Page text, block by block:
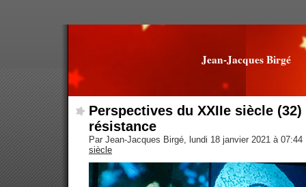
Jean-Jacques Birgé
Perspectives du XXIIe siècle
résistance
Par Jean-Jacques Birgé, lundi 18 janvier 2021 à 07:44
siècle